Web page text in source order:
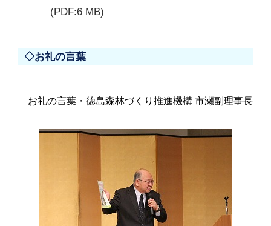
(PDF:6 MB)
◇お礼の言葉
お礼の言葉・徳島森林づくり推進機構 市瀬副理事長